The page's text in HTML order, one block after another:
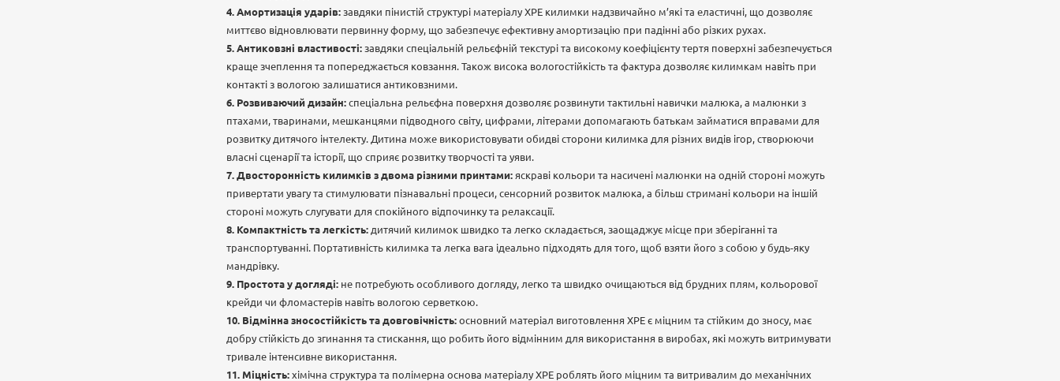
Амортизація ударів: завдяки пінистій структурі матеріалу ХРЕ килимки надзвичайно м’які та еластичні, що дозволяє
миттєво відновлювати первинну форму, що забезпечує ефективну амортизацію при падінні або різких рухах.
Антиковзні властивості: завдяки спеціальній рельєфній текстурі та високому коефіцієнту тертя поверхні забезпечується
краще зчеплення та попереджається ковзання. Також висока вологостійкість та фактура дозволяє килимкам навіть при
контакті з вологою залишатися антиковзними.
Розвиваючий дизайн: спеціальна рельєфна поверхня дозволяє розвинути тактильні навички малюка, а малюнки з
птахами, тваринами, мешканцями підводного світу, цифрами, літерами допомагають батькам займатися вправами для
розвитку дитячого інтелекту. Дитина може використовувати обидві сторони килимка для різних видів ігор, створюючи
власні сценарії та історії, що сприяє розвитку творчості та уяви.
Двосторонність килимків з двома різними принтами: яскраві кольори та насичені малюнки на одній стороні можуть
привертати увагу та стимулювати пізнавальні процеси, сенсорний розвиток малюка, а більш стримані кольори на іншій
стороні можуть слугувати для спокійного відпочинку та релаксації.
Компактність та легкість: дитячий килимок швидко та легко складається, заощаджує місце при зберіганні та
транспортуванні. Портативність килимка та легка вага ідеально підходять для того, щоб взяти його з собою у будь-яку
мандрівку.
Простота у догляді: не потребують особливого догляду, легко та швидко очищаються від брудних плям, кольорової
крейди чи фломастерів навіть вологою серветкою.
Відмінна зносостійкість та довговічність: основний матеріал виготовлення XPE є міцним та стійким до зносу, має
добру стійкість до згинання та стискання, що робить його відмінним для використання в виробах, які можуть витримувати
тривале інтенсивне використання.
Міцність: хімічна структура та полімерна основа матеріалу ХРЕ роблять його міцним та витривалим до механічних